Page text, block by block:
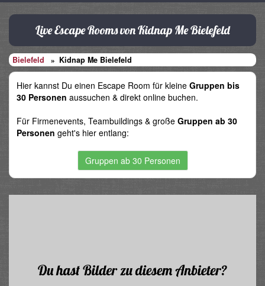
Live Escape Rooms von Kidnap Me Bielefeld
Bielefeld Kidnap Me Bielefeld
Hier kannst Du einen Escape Room für kleine Gruppen bis
30 Personen aussuchen & direkt online buchen.
Für Firmenevents, Teambuildings & große Gruppen ab 30
Personen geht's hier entlang:
Gruppen ab 30 Personen